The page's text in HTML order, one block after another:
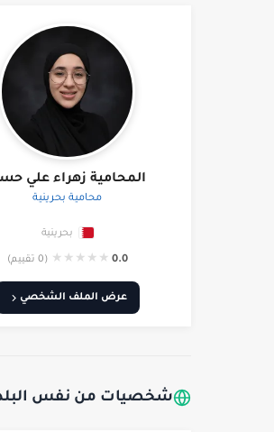
المحامية زهراء علي
محامية بحرينية
بحرينية
0.0
★
★
★
★
★ (0 تقييم)
عرض الملف الشخصي
شخصيات من نفس